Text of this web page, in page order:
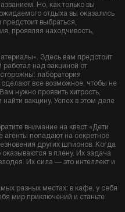
Но, как только вы
отдыха вы оказались
выбраться,
проявляя находчивость,
Здесь вам предстоит
работал над вакциной от
лаборатория
все возможное, чтобы не
нужно проявить хитрость,
вакцину. Успех в этом деле
внимание на квест «Дети
попадают на секретное
других шпионов. Когда
в плену. Их задача
Их сила — это интеллект и
разных местах: в кафе, у себя
мир приключений и станьте